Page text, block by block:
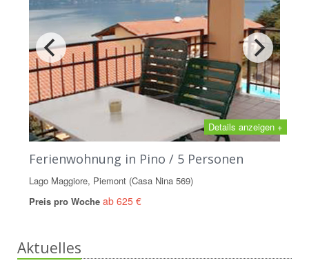
Details anzeigen +
Ferienwohnung in Pino / 5 Personen
Lago Maggiore, Piemont (Casa Nina 569)
Preis pro Woche ab 625 €
Aktuelles